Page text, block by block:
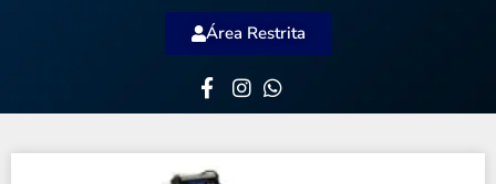
Área Restrita